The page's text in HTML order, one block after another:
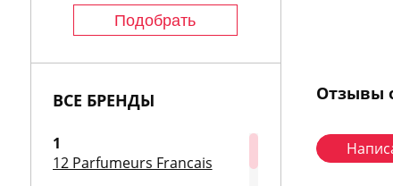
ВСЕ БРЕНДЫ
1
12 Parfumeurs Francais
Отзывы